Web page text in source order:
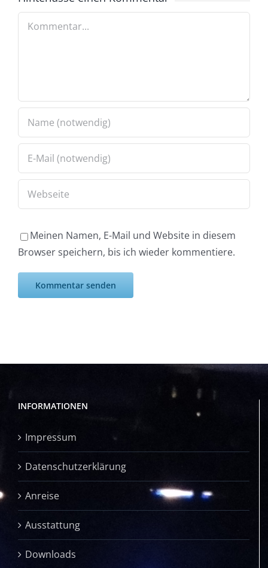
Kommentar
Meinen Namen, E-Mail und Website in diesem
Browser speichern, bis ich wieder kommentiere.
INFORMATIONEN
Impressum
Datenschutzerklärung
Anreise
Ausstattung
Downloads